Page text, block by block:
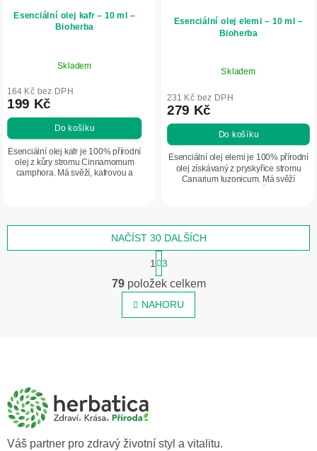
Esenciální olej kafr – 10 ml –
Bioherba
Skladem
164 Kč bez DPH
199 Kč
Do košíku
Esenciální olej kafr je 100% přírodní
olej z kůry stromu Cinnamomum
camphora. Má svěží, kafrovou a
Esenciální olej elemi – 10 ml –
Bioherba
Skladem
231 Kč bez DPH
279 Kč
Do košíku
Esenciální olej elemi je 100% přírodní
olej získávaný z pryskyřice stromu
Canarium luzonicum. Má svěží
O
v
l
NAČÍST 30 DALŠÍCH
t
r
á
n
k
1 3
79položek celkem
NAHORU
a
Váš partner pro zdravý životní styl a vitalitu.